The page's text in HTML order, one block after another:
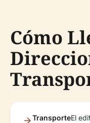
Cómo
TransporteEl